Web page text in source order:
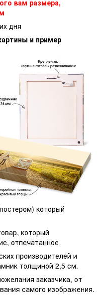
вам размера,
дня
и пример
который
который
отпечатанное
производителей и
толщиной 2,5 см.
заказчика, от
самого изображения.